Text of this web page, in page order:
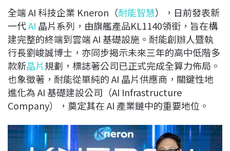
b
o
o
k
a
d
s
e
d
I
n
i
n
k
全端 AI 科技企業 Kneron（耐能智慧），日前發表新
一代AI 晶片系列，由旗艦產品KL1140領銜，旨在構
建完整的終端到雲端 AI 基礎設施。耐能創辦人暨執
行長劉峻誠博士，亦同步揭示未來三年的高中低階多
款新晶片規劃，標誌著公司已正式完成全算力佈局。
也象徵著，耐能從單純的 AI 晶片供應商，關鍵性地
進化為 AI 基礎建設公司（AI Infrastructure
Company），奠定其在 AI 產業鏈中的重要地位。